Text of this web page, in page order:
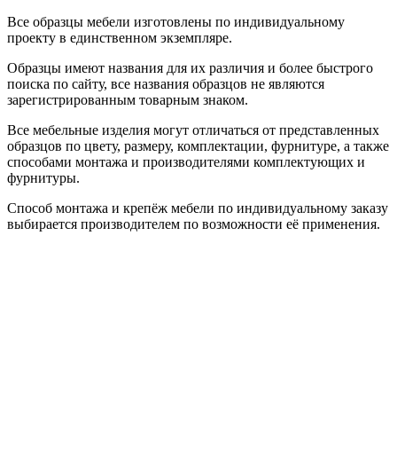
Все образцы мебели изготовлены по индивидуальному
проекту в единственном экземпляре.
Образцы имеют названия для их различия и более быстрого
поиска по сайту, все названия образцов не являются
зарегистрированным товарным знаком.
Все мебельные изделия могут отличаться от представленных
образцов по цвету, размеру, комплектации, фурнитуре, а также
способами монтажа и производителями комплектующих и
фурнитуры.
Способ монтажа и крепёж мебели по индивидуальному заказу
выбирается производителем по возможности её применения.